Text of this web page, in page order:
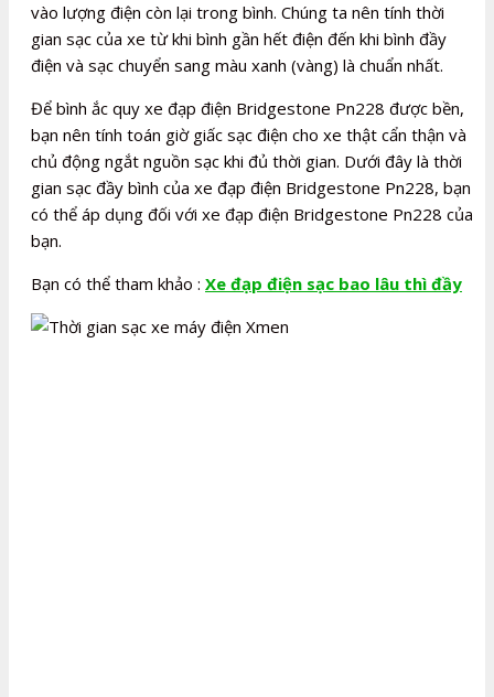
vào lượng điện còn lại trong bình. Chúng ta nên tính thời
gian sạc của xe từ khi bình gần hết điện đến khi bình đầy
điện và sạc chuyển sang màu xanh (vàng) là chuẩn nhất.
Để bình ắc quy xe đạp điện Bridgestone Pn228 được bền,
bạn nên tính toán giờ giấc sạc điện cho xe thật cẩn thận và
chủ động ngắt nguồn sạc khi đủ thời gian. Dưới đây là thời
gian sạc đầy bình của xe đạp điện Bridgestone Pn228, bạn
có thể áp dụng đối với xe đạp điện Bridgestone Pn228 của
bạn.
Bạn có thể tham khảo : Xe đạp điện sạc bao lâu thì đầy